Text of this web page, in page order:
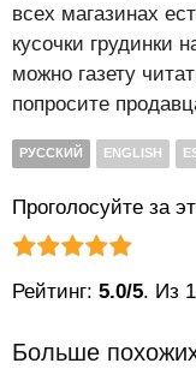
всех магазинах
кусочки грудинки
можно газету
попросите
РУССКИЙ ENGLISH
Проголосуйте за
Рейтинг статьи:
Рейтинг: 5.0/5. Из
Больше